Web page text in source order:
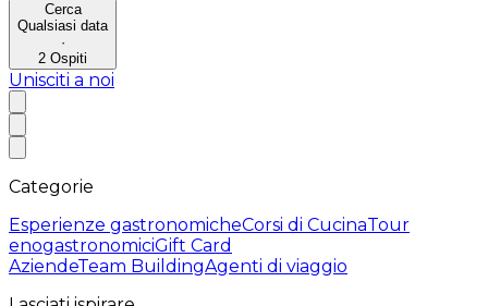
Cerca
Qualsiasi data
·
2 Ospiti
Unisciti a noi
Categorie
Esperienze gastronomicheCorsi di CucinaTour
enogastronomiciGift Card
AziendeTeam BuildingAgenti di viaggio